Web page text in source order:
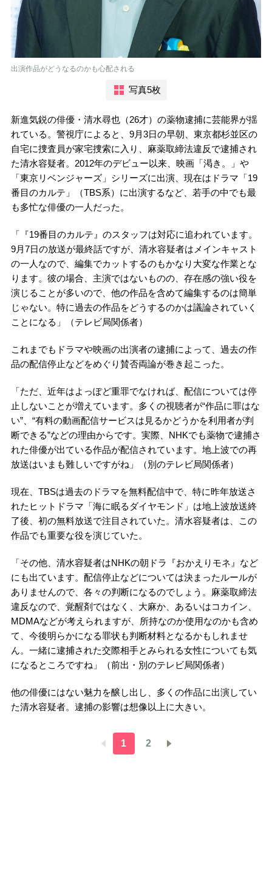
出演作品がどうなるのかも心配される
写真5枚
新進気鋭の俳優・清水尋也（26才）の薬物逮捕に芸能界が揺
れている。警視庁によると、9月3日の早朝、東京都杉並区の
自宅に捜査員が家宅捜索に入り、麻薬取締法違反で逮捕され
た清水容疑者。2012年のデビュー以来、映画「渇き。」や
「東京リベンジャーズ」シリーズに出演、現在はドラマ「19
番目のカルテ」（TBS系）に出演するなど、若手の中でも最
も多忙な俳優の一人だった。
「『19番目のカルテ』のスタッフは対応に追われています。
9月7日の放送が最終話ですが、清水容疑者はメインキャスト
の一人なので、編集でカットするのもかなり大変な作業とな
ります。彼の場合、主演ではないものの、存在感の強い役を
演じることが多いので、他の作品を含めて編集するのは簡単
じゃない。特に過去の作品をどうするのかは議論されていく
ことになる」（テレビ局関係者）
これまでもドラマや映画の出演者の逮捕によって、過去の作
品の配信停止などをめぐり賛否両論が巻き起こった。
「ただ、近年はよっぽど重罪でなければ、配信については停
止しないことが増えています。多くの視聴者が“作品に罪はな
い”、“有料の動画配信サービスは見るかどうかを利用者が判
断できる”などの理由からです。実際、NHKでも薬物で逮捕さ
れた俳優が出ている作品が配信されています。地上波での再
放送はいまも難しいですがね」（別のテレビ局関係者）
現在、TBSは過去のドラマを無料配信中で、特に昨年放送さ
れたヒットドラマ「海に眠るダイヤモンド」は地上波放送終
了後、初の無料放送で注目されていた。清水容疑者は、この
作品でも重要な役を演じていた。
「その他、清水容疑者はNHKの朝ドラ『おかえりモネ』など
にも出ています。配信停止などについては決まったルールが
ありませんので、各々の判断になるのでしょう。麻薬取締法
違反なので、覚醒剤ではなく、大麻か、あるいはコカイン、
MDMAなどが考えられますが、所持なのか使用なのかも含め
て、今後明らかになる罪状も判断材料となるかもしれませ
ん。一緒に逮捕された交際相手とみられる女性についても気
になるところですね」（前出・別のテレビ局関係者）
他の俳優にはない魅力を醸し出し、多くの作品に出演してい
た清水容疑者。逮捕の影響は想像以上に大きい。
1 2